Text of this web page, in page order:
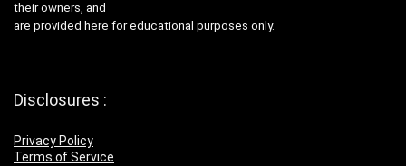
their owners, and
are provided here for educational purposes only.
Disclosures :
Privacy Policy
Terms of Service